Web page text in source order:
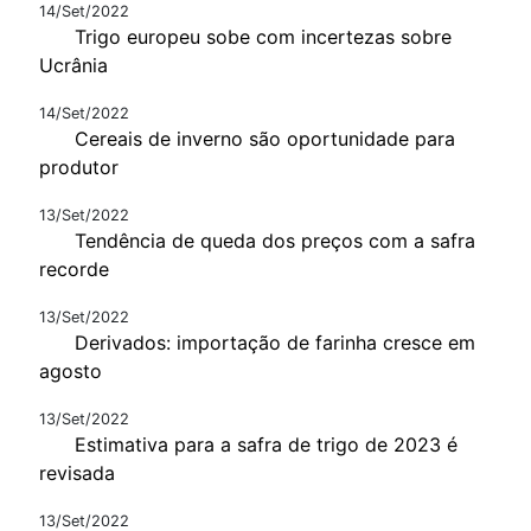
14/Set/2022
Trigo europeu sobe com incertezas sobre
Ucrânia
14/Set/2022
Cereais de inverno são oportunidade para
produtor
13/Set/2022
Tendência de queda dos preços com a safra
recorde
13/Set/2022
Derivados: importação de farinha cresce em
agosto
13/Set/2022
Estimativa para a safra de trigo de 2023 é
revisada
13/Set/2022